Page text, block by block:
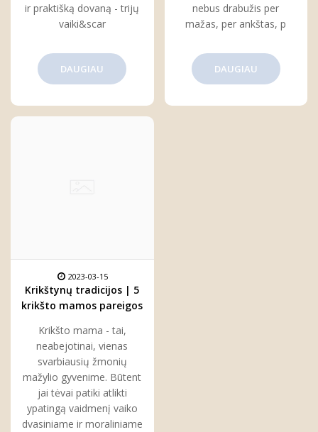
ir praktišką dovaną - trijų
vaiki&scar
DAUGIAU
nebus drabužis per
mažas, per ankštas, p
DAUGIAU
2023-03-15
Krikštynų tradicijos | 5
krikšto mamos pareigos
Krikšto mama - tai,
neabejotinai, vienas
svarbiausių žmonių
mažylio gyvenime. Būtent
jai tėvai patiki atlikti
ypatingą vaidmenį vaiko
dvasiniame ir moraliniame